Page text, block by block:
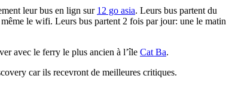
leur bus en lign sur 12 go asia. Leurs bus partent du
le wifi. Leurs bus partent 2 fois par jour: une le matin
avec le ferry le plus ancien à l’île Cat Ba.
car ils recevront de meilleures critiques.